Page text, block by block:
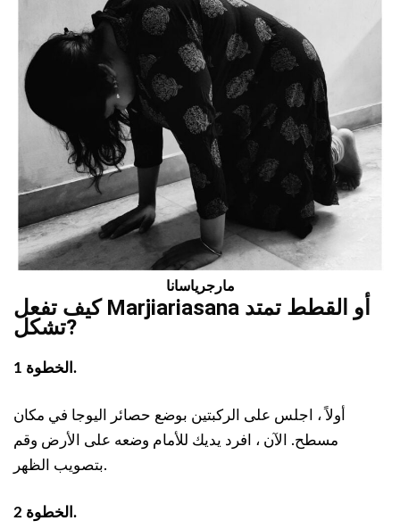
مارجرياسانا
كيف تفعل Marjiariasana أو القطط تمتد
تشكل?
الخطوة 1.
أولاً ، اجلس على الركبتين بوضع حصائر اليوجا في مكان
مسطح. الآن ، افرد يديك للأمام وضعه على الأرض وقم
بتصويب الظهر.
الخطوة 2.